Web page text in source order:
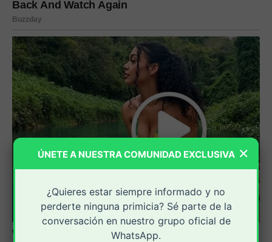
×
ÚNETE A NUESTRA COMUNIDAD EXCLUSIVA
¿Quieres estar siempre informado y no
perderte ninguna primicia? Sé parte de la
conversación en nuestro grupo oficial de
WhatsApp.